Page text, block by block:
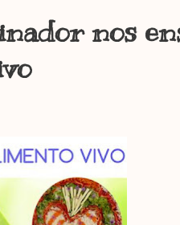
nos